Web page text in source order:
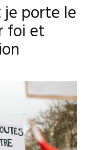
je porte le
foi et